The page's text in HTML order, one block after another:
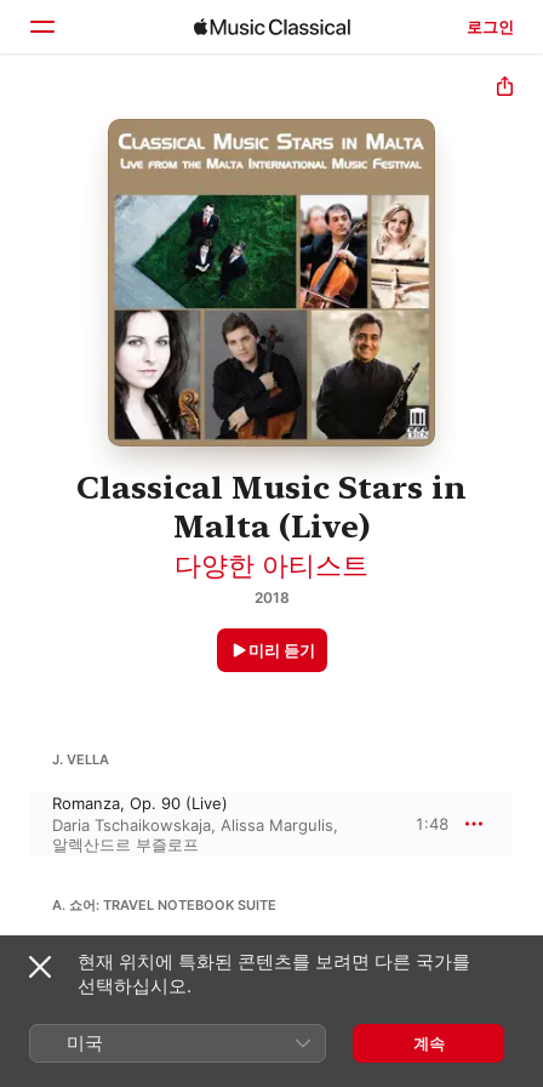
로그인
둘러보기
검색
Classical Music Stars in
Malta (Live)
다양한 아티스트
2018
미리 듣기
J. VELLA
Romanza, Op. 90 (Live)
Daria Tschaikowskaja, Alissa Margulis,
알렉산드르 부즐로프
1:48
A. 쇼어: TRAVEL NOTEBOOK SUITE
XII. Farewell Nocturne (Version for Piano
Trio) [Live]
Khachaturian Trio
3:36
아르노 바바자니안
피아노 3중주 올림바단조
현재 위치에 특화된 콘텐츠를 보려면 다른 국가를
선택하십시오.
미국 계속